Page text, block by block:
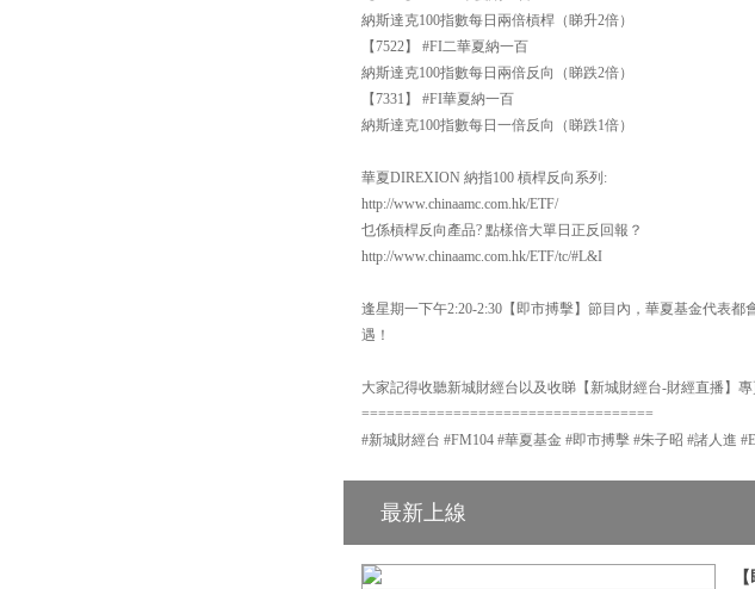
納斯達克100指數每日兩倍槓桿（睇升2倍）
【7522】 #FI二華夏納一百
納斯達克100指數每日兩倍反向（睇跌2倍）
【7331】 #FI華夏納一百
納斯達克100指數每日一倍反向（睇跌1倍）
華夏DIREXION 納指100 槓桿反向系列:
http://www.chinaamc.com.hk/ETF/
乜係槓桿反向產品? 點樣倍大單日正反回報？
http://www.chinaamc.com.hk/ETF/tc/#L&I
逢星期一下午2:20-2:30【即市搏擊】節目內，華夏基金代表
遇！
大家記得收聽新城財經台以及收睇【新城財經台-財經直播】
===================================
#新城財經台 #FM104 #華夏基金 #即市搏擊 #朱子昭 #諸人進
最新上線